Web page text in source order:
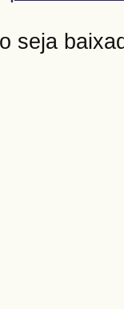
seja